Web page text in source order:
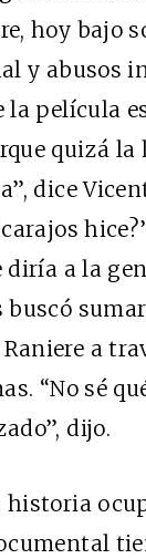
hoy bajo
y abusos
la película
quizá la
dice
diría a la
buscó
a
“No sé
dijo.
historia